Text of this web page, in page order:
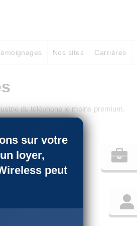
Nos sites Carrières
du téléphone le moins premium.
sur votre
loyer,
peut
×